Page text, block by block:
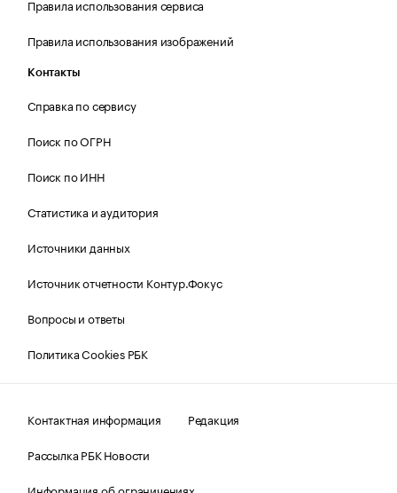
Правила использования сервиса
Правила использования изображений
Контакты
Справка по сервису
Поиск по ОГРН
Поиск по ИНН
Статистика и аудитория
Источники данных
Источник отчетности Контур.Фокус
Вопросы и ответы
Политика Cookies РБК
Контактная информация
Редакция
Рассылка РБК Новости